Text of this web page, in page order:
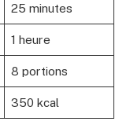
25 minutes
1 heure
8 portions
350 kcal